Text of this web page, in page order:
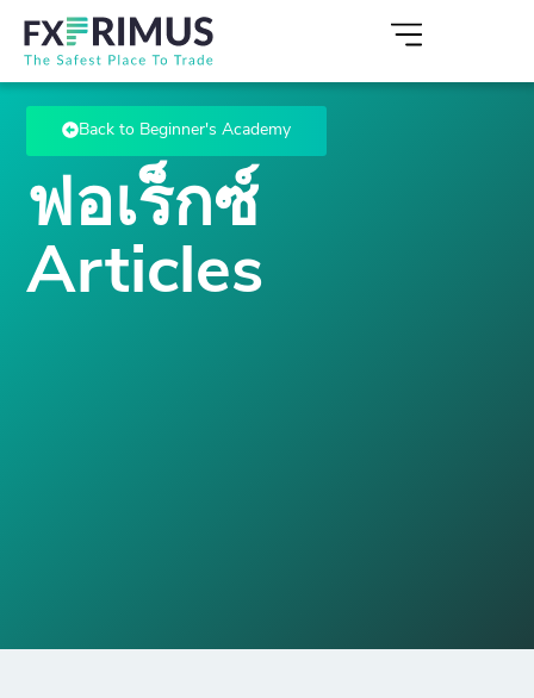
Back to Beginner's Academy
ฟอเร็กซ์
Articles